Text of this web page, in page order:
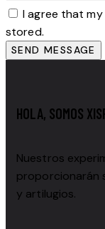
I agree that
stored.
SEND MESSAGE
HOLA, SOMOS
Nuestros
proporcionarán
y artilugios.